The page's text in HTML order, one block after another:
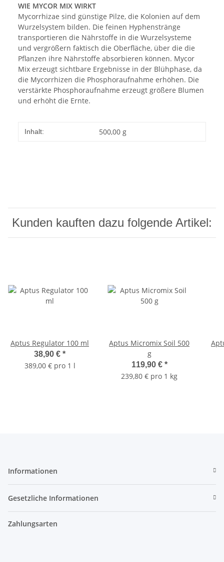
WIE MYCOR MIX WIRKT
Mycorrhizae sind günstige Pilze, die Kolonien auf dem
Wurzelsystem bilden. Die feinen Hyphenstränge
transportieren die Nährstoffe in die Wurzelsysteme
und vergrößern faktisch die Oberfläche, über die die
Pflanzen ihre Nährstoffe absorbieren können. Mycor
Mix erzeugt sichtbare Ergebnisse in der Blühphase, da
die Mycorrhizen die Phosphoraufnahme erhöhen. Die
verstärkte Phosphoraufnahme erzeugt größere Blumen
und erhöht die Ernte.
Inhalt: 500,00 g
Kunden kauften dazu folgende Artikel:
Aptus Regulator 100 ml
38,90 € *
389,00 € pro 1 l
Aptus Micromix Soil 500
g
119,90 € *
239,80 € pro 1 kg
Informationen
Gesetzliche Informationen
Zahlungsarten